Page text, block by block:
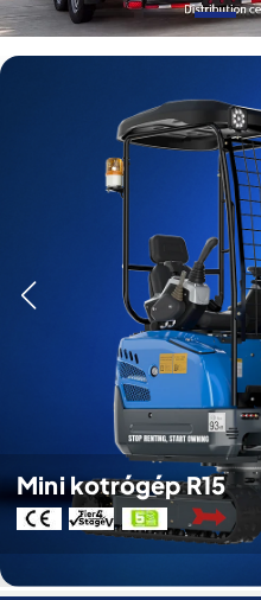
Mini kotrógép R15